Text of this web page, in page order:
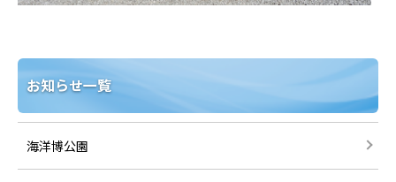
お知らせ一覧
海洋博公園